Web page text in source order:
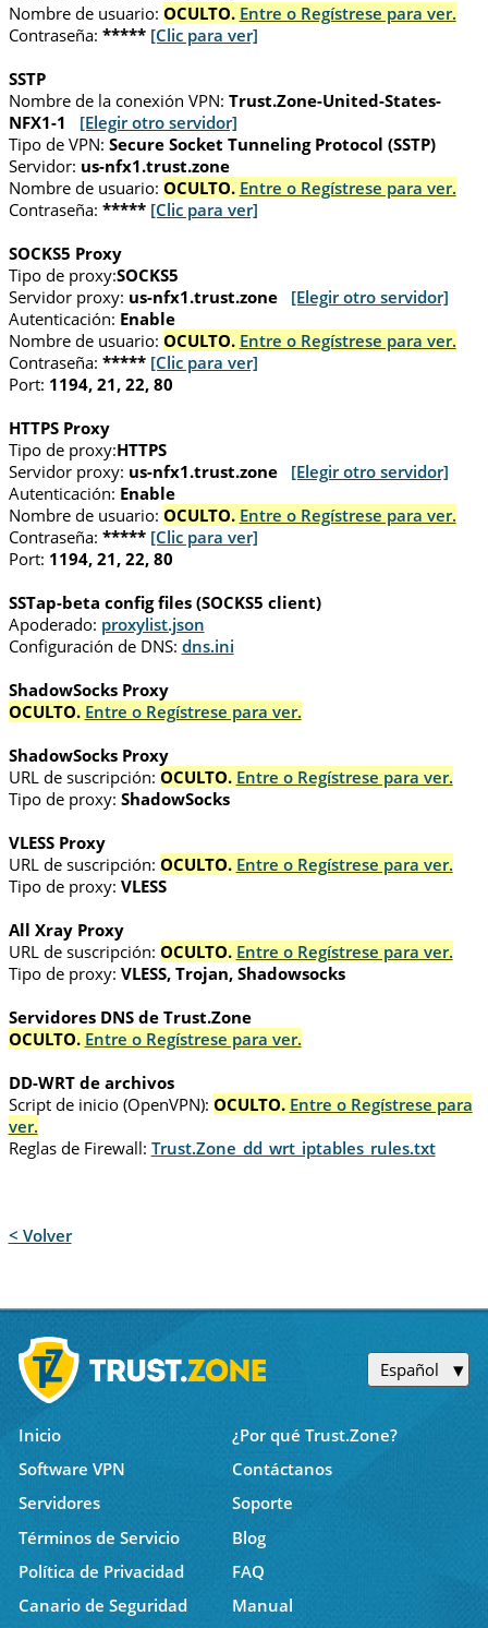
Nombre de usuario: OCULTO. Entre o Regístrese para ver.
Contraseña: ***** [Clic para ver]
SSTP
Nombre de la conexión VPN: Trust.Zone-United-States-
NFX1-1
[Elegir otro servidor]
Tipo de VPN: Secure Socket Tunneling Protocol (SSTP)
Servidor: us-nfx1.trust.zone
Nombre de usuario: OCULTO. Entre o Regístrese para ver.
Contraseña: ***** [Clic para ver]
SOCKS5 Proxy
Tipo de proxy:SOCKS5
Servidor proxy: us-nfx1.trust.zone
[Elegir otro servidor]
Autenticación: Enable
Nombre de usuario: OCULTO. Entre o Regístrese para ver.
Contraseña: ***** [Clic para ver]
Port: 1194, 21, 22, 80
HTTPS Proxy
Tipo de proxy:HTTPS
Servidor proxy: us-nfx1.trust.zone
[Elegir otro servidor]
Autenticación: Enable
Nombre de usuario: OCULTO. Entre o Regístrese para ver.
Contraseña: ***** [Clic para ver]
Port: 1194, 21, 22, 80
SSTap-beta config files (SOCKS5 client)
Apoderado: proxylist.json
Configuración de DNS: dns.ini
ShadowSocks Proxy
OCULTO. Entre o Regístrese para ver.
ShadowSocks Proxy
URL de suscripción: OCULTO. Entre o Regístrese para ver.
Tipo de proxy: ShadowSocks
VLESS Proxy
URL de suscripción: OCULTO. Entre o Regístrese para ver.
Tipo de proxy: VLESS
All Xray Proxy
URL de suscripción: OCULTO. Entre o Regístrese para ver.
Tipo de proxy: VLESS, Trojan, Shadowsocks
Servidores DNS de Trust.Zone
OCULTO. Entre o Regístrese para ver.
DD-WRT de archivos
Script de inicio (OpenVPN): OCULTO. Entre o Regístrese para
ver.
Reglas de Firewall: Trust.Zone_dd_wrt_iptables_rules.txt
< Volver
Español
Inicio
¿Por qué Trust.Zone?
Software VPN
Contáctanos
Servidores
Soporte
Términos de Servicio
Blog
Política de Privacidad
FAQ
Canario de Seguridad
Manual